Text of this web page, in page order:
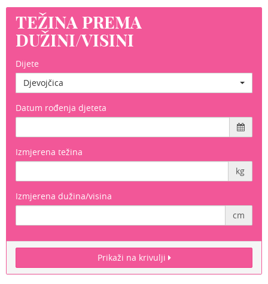
TEŽINA PREMA
DUŽINI/VISINI
Dijete
Djevojčica
Datum rođenja djeteta
Izmjerena težina
kg
Izmjerena dužina/visina
cm
Prikaži na krivulji